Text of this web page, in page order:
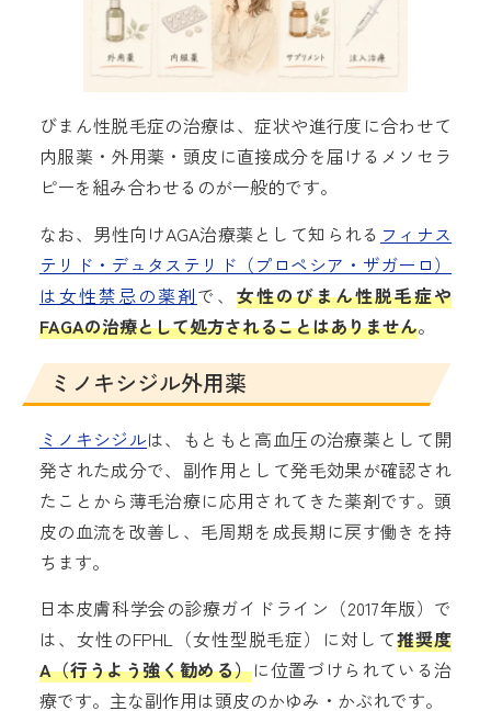
びまん性脱毛症の治療は、症状や進行度に合わせて
内服薬・外用薬・頭皮に直接成分を届けるメソセラ
ピーを組み合わせるのが一般的です。
なお、男性向けAGA治療薬として知られる フィナス
テリド・デュタステリド（プロペシア・ザガーロ）
は女性禁忌の薬剤で、女性のびまん性脱毛症や
FAGAの治療として処方されることはありません。
ミノキシジル外用薬
ミノキシジルは、もともと高血圧の治療薬として開
発された成分で、副作用として発毛効果が確認され
たことから薄毛治療に応用されてきた薬剤です。頭
皮の血流を改善し、毛周期を成長期に戻す働きを持
ちます。
日本皮膚科学会の診療ガイドライン（2017年版）で
は、女性のFPHL（女性型脱毛症）に対して推奨度
A（行うよう強く勧める）に位置づけられている治
療です。主な副作用は頭皮のかゆみ・かぶれです。